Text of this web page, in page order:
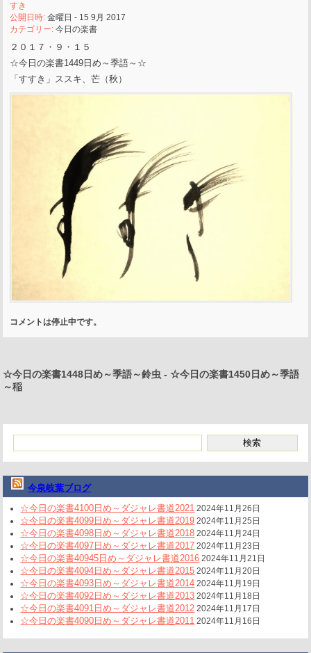
すき
公開日時:金曜日 - 15 9月 2017
カテゴリー:今日の楽書
２０１７・９・１５
☆今日の楽書1449日め～季語～☆
「すすき」ススキ、芒（秋）
コメントは停止中です。
☆今日の楽書1448日め～季語～鈴虫 -☆今日の楽書1450日め～季語
～稲
今泉岐葉ブログ
☆今日の楽書4100日め～ダジャレ書道2021 2024年11月26日
☆今日の楽書4099日め～ダジャレ書道2019 2024年11月25日
☆今日の楽書4098日め～ダジャレ書道2018 2024年11月24日
☆今日の楽書4097日め～ダジャレ書道2017 2024年11月23日
☆今日の楽書40945日め～ダジャレ書道2016 2024年11月21日
☆今日の楽書4094日め～ダジャレ書道2015 2024年11月20日
☆今日の楽書4093日め～ダジャレ書道2014 2024年11月19日
☆今日の楽書4092日め～ダジャレ書道2013 2024年11月18日
☆今日の楽書4091日め～ダジャレ書道2012 2024年11月17日
☆今日の楽書4090日め～ダジャレ書道2011 2024年11月16日